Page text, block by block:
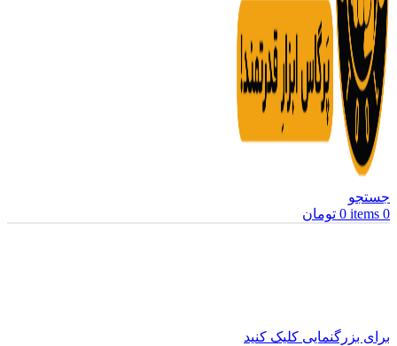
جستجو
0
items
0 تومان
برای بزرگنمایی کلیک کنید